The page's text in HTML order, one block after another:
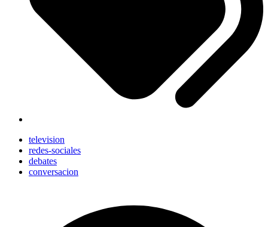
television
redes-sociales
debates
conversacion